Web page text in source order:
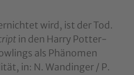
wird, ist der Tod.
in den Harry Potter-
als Phänomen
in: N. Wandinger / P.